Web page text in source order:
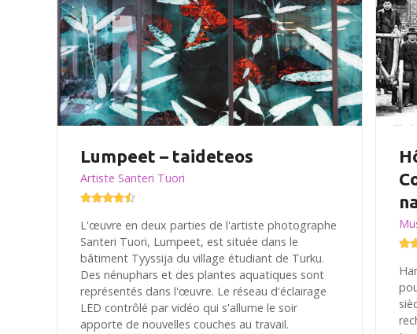
Lumpeet – taideteos
Artiste Santeri Tuori
L'œuvre en deux parties de l'artiste photographe
Santeri Tuori, Lumpeet, est située dans le
bâtiment Tyyssija du village étudiant de Turku.
Des nénuphars et des plantes aquatiques sont
représentés dans l'œuvre. Le réseau d'éclairage
LED contrôlé par vidéo qui s'allume le soir
apporte de nouvelles couches au travail.